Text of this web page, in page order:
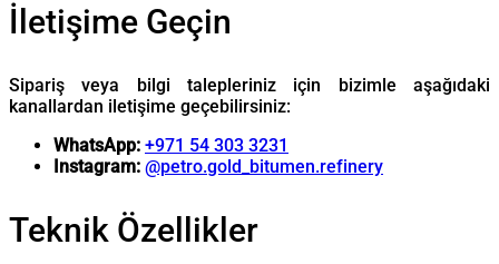
İletişime Geçin
Sipariş veya bilgi talepleriniz için bizimle aşağıdaki
kanallardan iletişime geçebilirsiniz:
WhatsApp: +971 54 303 3231
Instagram: @petro.gold_bitumen.refinery
Teknik Özellikler